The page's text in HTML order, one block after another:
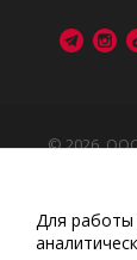
© 2026,
Обращаем
сайт
Любое
Для работы